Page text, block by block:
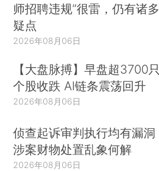
师招聘违规”很雷，仍有诸多
疑点
2026年08月06日
【大盘脉搏】早盘超3700只
个股收跌 AI链条震荡回升
2026年08月06日
侦查起诉审判执行均有漏洞
涉案财物处置乱象何解
2026年08月06日